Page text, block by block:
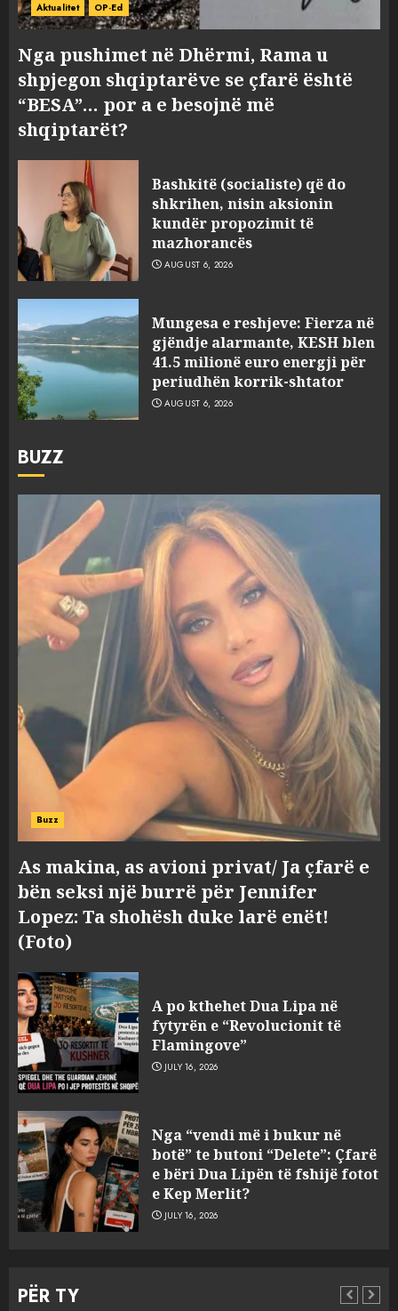
Aktualitet OP-Ed
Nga pushimet në Dhërmi, Rama u
shpjegon shqiptarëve se çfarë është
“BESA”… por a e besojnë më
shqiptarët?
Bashkitë (socialiste) që do
shkrihen, nisin aksionin
kundër propozimit të
mazhorancës
AUGUST 6, 2026
Mungesa e reshjeve: Fierza në
gjëndje alarmante, KESH blen
41.5 milionë euro energji për
periudhën korrik-shtator
AUGUST 6, 2026
BUZZ
Buzz
As makina, as avioni privat/ Ja çfarë e
bën seksi një burrë për Jennifer
Lopez: Ta shohësh duke larë enët!
(Foto)
A po kthehet Dua Lipa në
fytyrën e “Revolucionit të
Flamingove”
JULY 16, 2026
Nga “vendi më i bukur në
botë” te butoni “Delete”: Çfarë
e bëri Dua Lipën të fshijë fotot
e Kep Merlit?
JULY 16, 2026
PËR TY
3
shkrihen, nisin aksionin
kundër propozimit të
mazhorancës
AUGUST 6, 2026
41.5 milionë euro energji për